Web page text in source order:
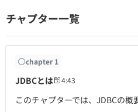
チャプター一覧
chapter 1
JDBCとは 4:43
このチャプターでは、JDBCの概